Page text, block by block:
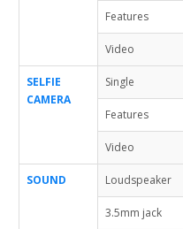
Features
Video
SELFIE
CAMERA
Single
Features
Video
SOUND Loudspeaker
3.5mm jack